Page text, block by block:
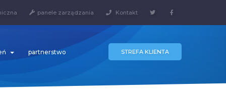
panele zarządzania Kontakt
partnerstwo STREFA KLIENTA